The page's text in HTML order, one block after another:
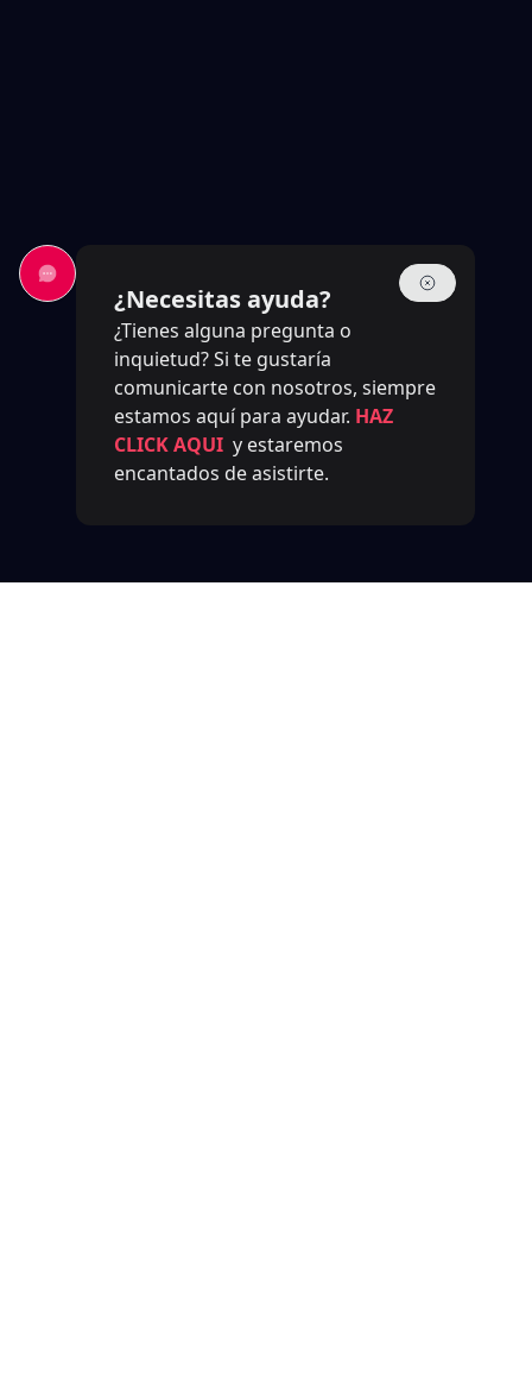
¿Necesitas ayuda?
¿Tienes alguna pregunta o
inquietud? Si te gustaría
comunicarte con nosotros, siempre
estamos aquí para ayudar. HAZ
CLICK AQUI y estaremos
encantados de asistirte.